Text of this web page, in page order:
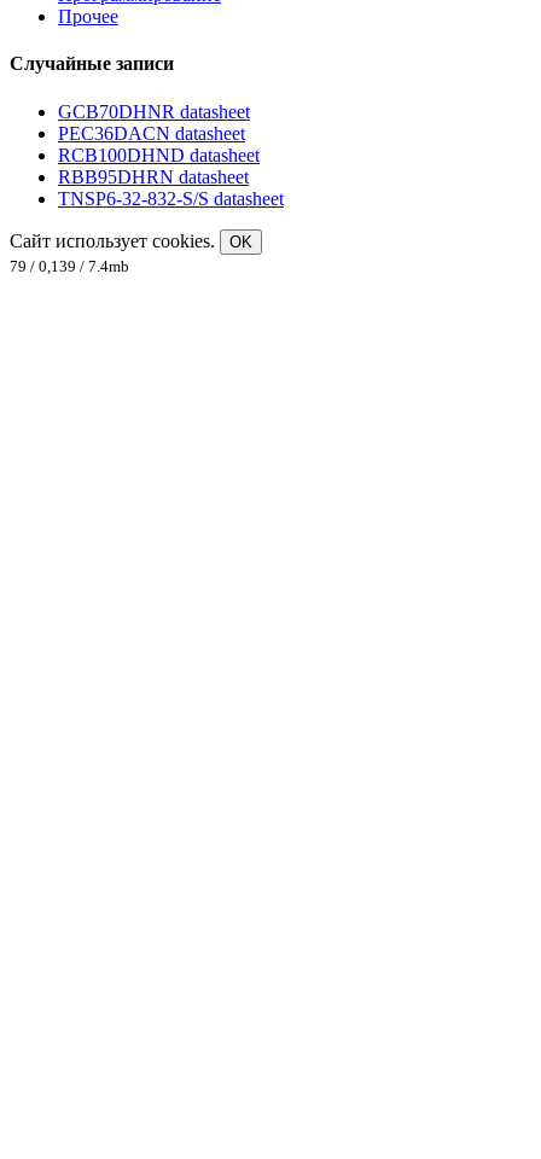
Прочее
Случайные записи
GCB70DHNR datasheet
PEC36DACN datasheet
RCB100DHND datasheet
RBB95DHRN datasheet
TNSP6-32-832-S/S datasheet
Сайт использует cookies.
OK
79 / 0,139 / 7.4mb